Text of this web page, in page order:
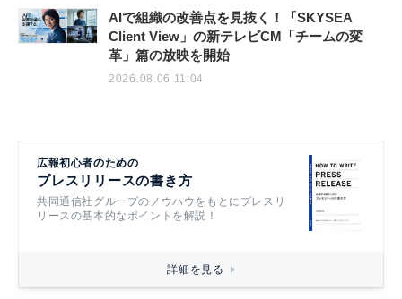
AIで組織の改善点を見抜く！「SKYSEA
Client View」の新テレビCM「チームの変
革」篇の放映を開始
2026.08.06 11:04
広報初心者のための
プレスリリースの書き方
共同通信社グループのノウハウをもとにプレスリ
リースの基本的なポイントを解説！
詳細を見る